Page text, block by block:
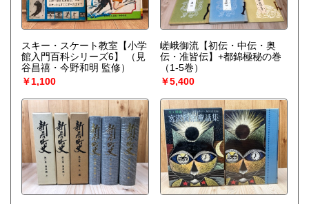
スキー・スケート教室【小学
館入門百科シリーズ6】
（見
谷昌禧・今野和明 監修）
￥1,100
嵯峨御流【初伝・中伝・奥
伝・准皆伝】+都錦極秘の巻
（1-5巻）
￥5,400